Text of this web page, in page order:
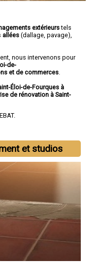
extérieurstels
allées (dallage, pavage),
nous intervenons pour
de-
et de commerces
Éloi-de-Fourques à
de rénovation à Saint-
et studios